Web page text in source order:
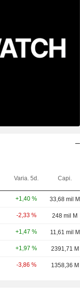
Varia. 5d. Capi.
+1,40 % 33,68 mil M
-2,33 % 248 mil M
+1,47 % 11,61 mil M
+1,97 % 2391,71 M
-3,86 % 1358,36 M